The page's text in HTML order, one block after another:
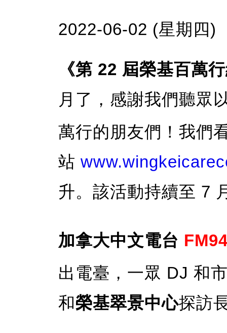
2022-06-02 (星期四)
《第 22 屆榮基百萬
月了，感謝我們聽眾
萬行的朋友們！我們
站
升。該活動持續至 7
加拿大中文電台
出電臺，一眾 DJ 和
和榮基翠景中心探訪